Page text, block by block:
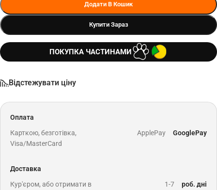
Додати В Кошик
Купити Зараз
ПОКУПКА ЧАСТИНАМИ
Відстежувати ціну
Оплата
Карткою, безготівка,
Visa/MasterCard
ApplePay GooglePay
Доставка
Кур'єром, або отримати в
1-7 роб. дні